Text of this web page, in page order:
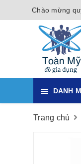
Chào mừng
DANH
Trang chủ